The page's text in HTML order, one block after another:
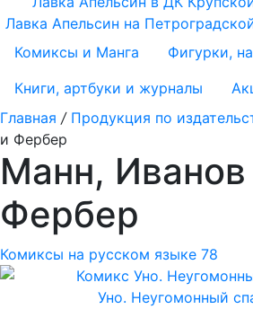
Лавка Апельсин на
Комиксы и Манга
Фигурки,
Книги, артбуки и журналы
Главная / Продукция по
и Фербер
Манн, Иванов
Фербер
Комиксы на русском языке 78
Уно. Неугомонный